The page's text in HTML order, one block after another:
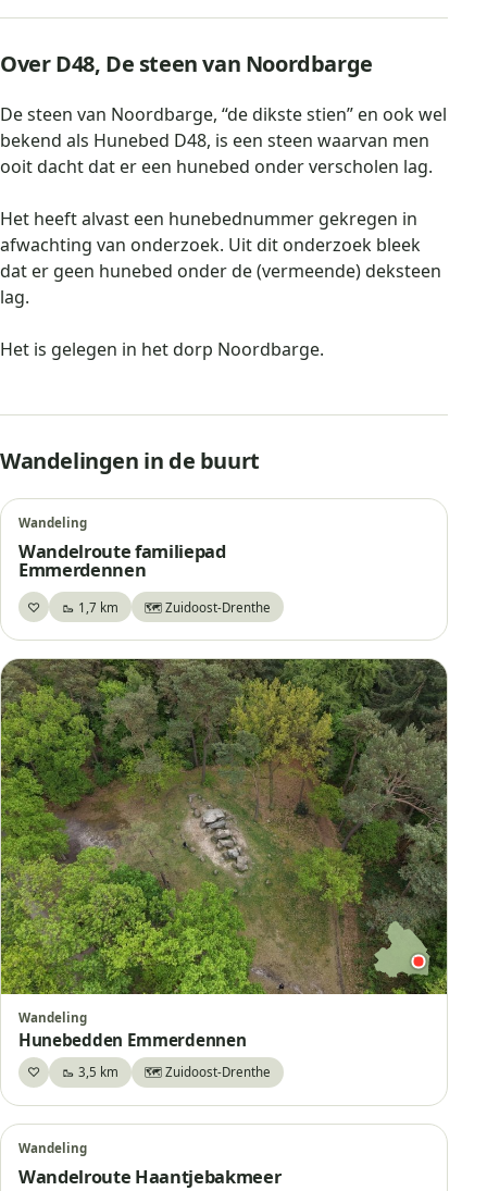
Over D48, De steen van Noordbarge
De steen van Noordbarge, “de dikste stien” en ook wel
bekend als Hunebed D48, is een steen waarvan men
ooit dacht dat er een hunebed onder verscholen lag.
Het heeft alvast een hunebednummer gekregen in
afwachting van onderzoek. Uit dit onderzoek bleek
dat er geen hunebed onder de (vermeende) deksteen
lag.
Het is gelegen in het dorp Noordbarge.
Wandelingen in de buurt
Wandeling
Wandelroute familiepad
Emmerdennen
♡Bewaar🥾 1,7 km 🗺️ Zuidoost-Drenthe
Wandeling
Hunebedden Emmerdennen
♡Bewaar🥾 3,5 km 🗺️ Zuidoost-Drenthe
Wandeling
Wandelroute Haantjebakmeer